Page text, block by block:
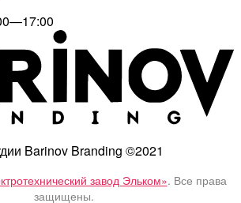
Barinov Branding ©2021
завод Эльком». Все права
защищены.